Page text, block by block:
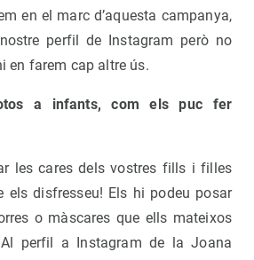
en el marc d’aquesta campanya,
perfil de Instagram però no
en farem cap altre ús.
a infants, com els puc fer
les cares dels vostres fills i filles
els disfresseu! Els hi podeu posar
o màscares que ells mateixos
perfil a Instagram de la Joana